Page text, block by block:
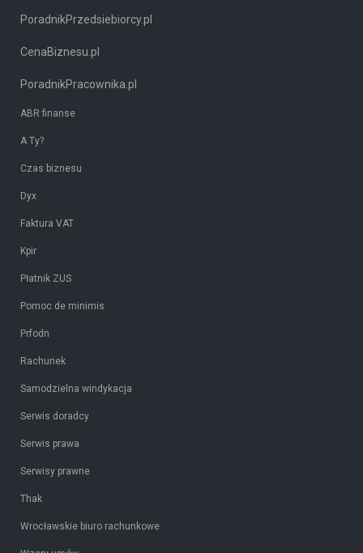
PoradnikPrzedsiebiorcy.pl
CenaBiznesu.pl
PoradnikPracownika.pl
ABR finanse
A Ty?
Czas biznesu
Dyx
Faktura VAT
Kpir
Płatnik ZUS
Pomoc de minimis
Prfodn
Rachunek
Samodzielna windykacja
Serwis doradcy
Serwis prawa
Serwisy prawne
Thak
Wrocławskie biuro rachunkowe